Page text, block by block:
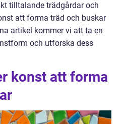
tilltalande trädgårdar och
att forma träd och buskar
artikel kommer vi att ta en
och utforska dess
konst att forma